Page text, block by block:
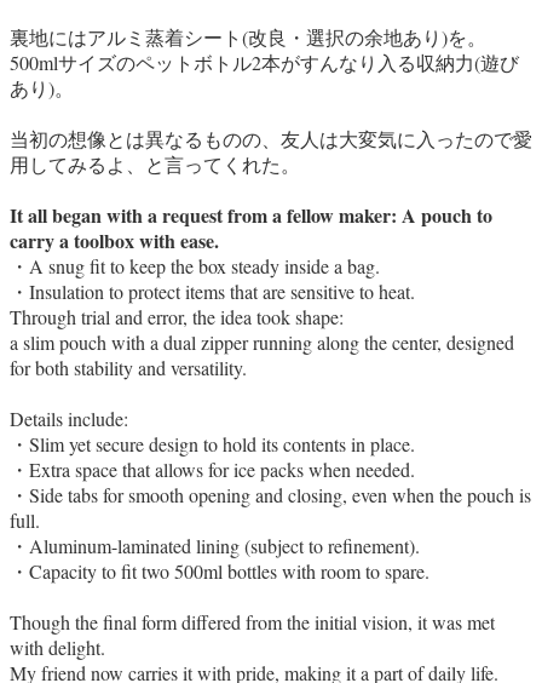
裏地にはアルミ蒸着シート(改良・選択の余地あり)を。
500mlサイズのペットボトル2本がすんなり入る収納力(遊び
あり)。
当初の想像とは異なるものの、友人は大変気に入ったので愛
用してみるよ、と言ってくれた。
It all began with a request from a fellow maker: A pouch to
carry a toolbox with ease.
・A snug fit to keep the box steady inside a bag.
・Insulation to protect items that are sensitive to heat.
Through trial and error, the idea took shape:
a slim pouch with a dual zipper running along the center, designed
for both stability and versatility.
Details include:
・Slim yet secure design to hold its contents in place.
・Extra space that allows for ice packs when needed.
・Side tabs for smooth opening and closing, even when the pouch is
full.
・Aluminum-laminated lining (subject to refinement).
・Capacity to fit two 500ml bottles with room to spare.
Though the final form differed from the initial vision, it was met
with delight.
My friend now carries it with pride, making it a part of daily life.